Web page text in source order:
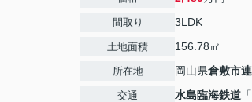
間取り 3LDK
土地面積 156.78㎡
所在地 岡山県倉敷市
交通 水島臨海鉄道 「